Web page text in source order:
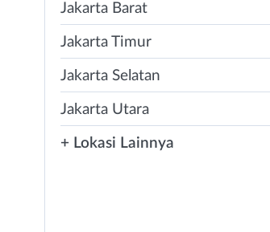
Jakarta Barat
Jakarta Timur
Jakarta Selatan
Jakarta Utara
+ Lokasi Lainnya